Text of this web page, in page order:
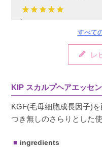
夫婦で使っています
夫は髪が元気にな
ます。
すべて
レ
KIP スカルプヘアエッセ
KGF(毛母細胞成長因子)
つき無しのさらりとした
ingredients